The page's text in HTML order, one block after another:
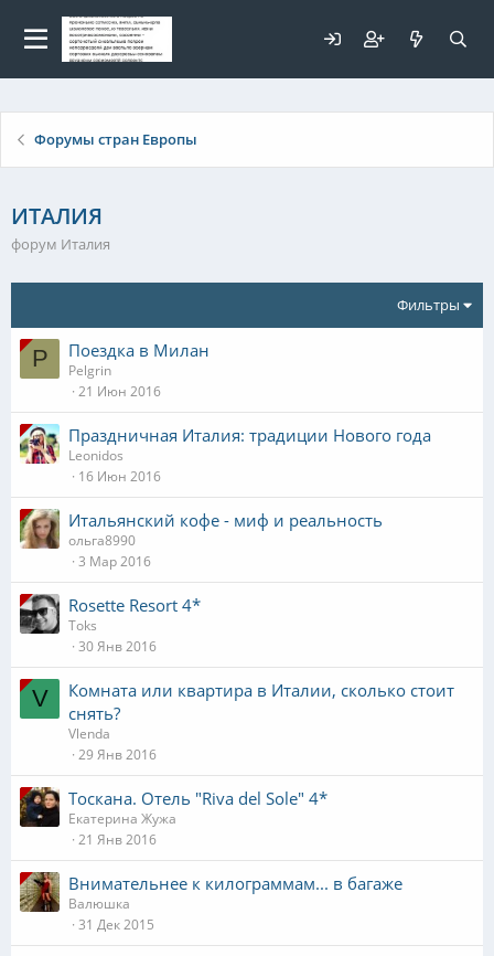
Форумы стран Европы
ИТАЛИЯ
форум Италия
Фильтры
P Поездка в Милан
Pelgrin
21 Июн 2016
Праздничная Италия: традиции Нового года
Leonidos
16 Июн 2016
Итальянский кофе - миф и реальность
ольга8990
3 Мар 2016
Rosette Resort 4*
Toks
30 Янв 2016
V
Комната или квартира в Италии, сколько стоит
снять?
Vlenda
29 Янв 2016
Тоскана. Отель "Riva del Sole" 4*
Екатерина Жужа
21 Янв 2016
Внимательнее к килограммам... в багаже
Валюшка
31 Дек 2015
Для любых предложений по
сайту: elaizik@cp9.ru